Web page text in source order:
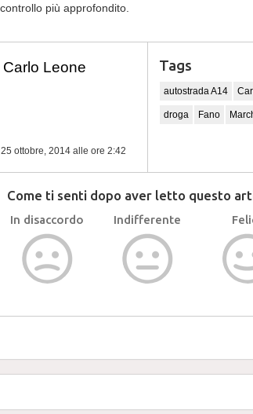
più approfondito.
Carlo Leone
ottobre, 2014 alle ore 2:42
Tags
autostrada A14
droga Fano
Come ti senti dopo aver letto questo
In disaccordo Indifferente